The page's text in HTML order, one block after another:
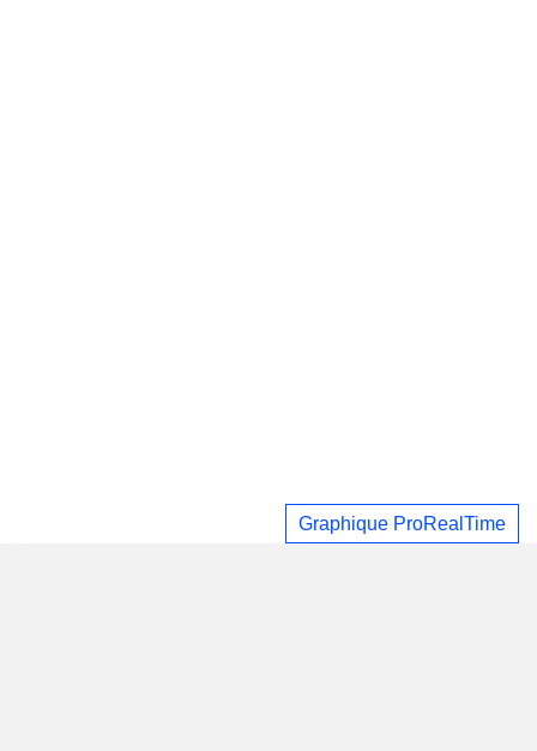
Graphique ProRealTime